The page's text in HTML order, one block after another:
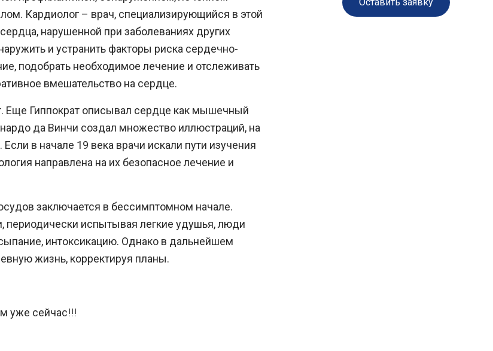
Кардиолог – врач, специализирующийся в этой
нарушенной при заболеваниях других
и устранить факторы риска сердечно-
подобрать необходимое лечение и отслеживать
вмешательство на сердце.
Еще Гиппократ описывал сердце как мышечный
да Винчи создал множество иллюстраций, на
в начале 19 века врачи искали пути изучения
направлена на их безопасное лечение и
заключается в бессимптомном начале.
периодически испытывая легкие удушья, люди
интоксикацию. Однако в дальнейшем
жизнь, корректируя планы.
уже сейчас!!!